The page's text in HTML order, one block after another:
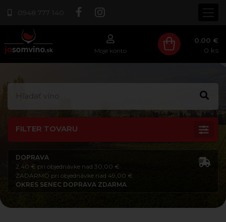
0948 777 140
Moje konto
0.00 €
0 ks
FILTER TOVARU
DOPRAVA
2,40 € pri objednávke nad 30,00 €
ZADARMO pri objednávke nad 49,00 €
OKRES SENEC DOPRAVA ZDARMA